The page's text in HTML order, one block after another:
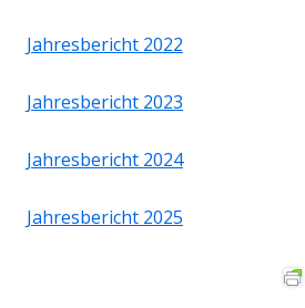
Jahresbericht 2022
Jahresbericht 2023
Jahresbericht 2024
Jahresbericht 2025